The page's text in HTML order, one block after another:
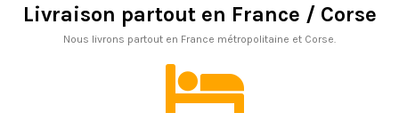
Livraison partout en France / Corse
Nous livrons partout en France métropolitaine et Corse.